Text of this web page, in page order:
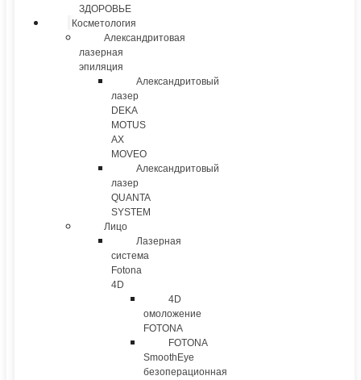
ЗДОРОВЬЕ
Косметология
Александритовая
лазерная
эпиляция
Александритовый
лазер
DEKA
MOTUS
AX
MOVEO
Александритовый
лазер
QUANTA
SYSTEM
Лицо
Лазерная
система
Fotona
4D
4D
омоложение
FOTONA
FOTONA
SmoothEye
безоперационная